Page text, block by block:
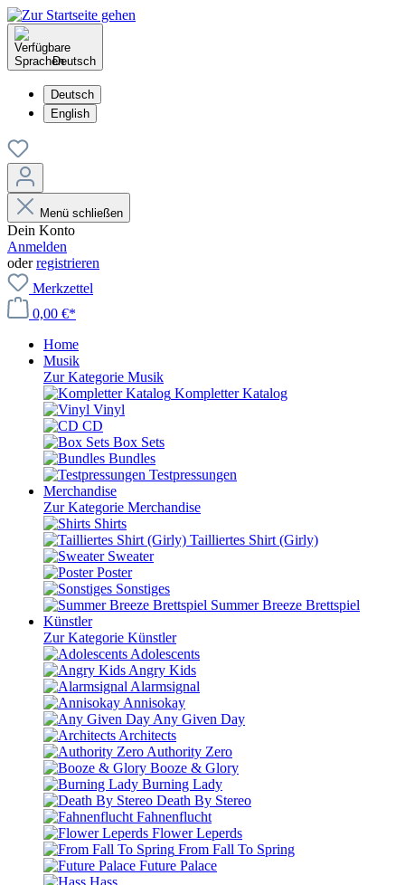
Deutsch
Deutsch
English
Menü schließen
Dein Konto
Anmelden
oderregistrieren
Merkzettel
0,00 €*
Home
Musik
Zur Kategorie Musik
Kompletter Katalog
Vinyl
CD
Box Sets
Bundles
Testpressungen
Merchandise
Zur Kategorie Merchandise
Shirts
Tailliertes Shirt (Girly)
Sweater
Poster
Sonstiges
Summer Breeze Brettspiel
Künstler
Zur Kategorie Künstler
Adolescents
Angry Kids
Alarmsignal
Annisokay
Any Given Day
Architects
Authority Zero
Booze & Glory
Burning Lady
Death By Stereo
Fahnenflucht
Flower Leperds
From Fall To Spring
Future Palace
Hass